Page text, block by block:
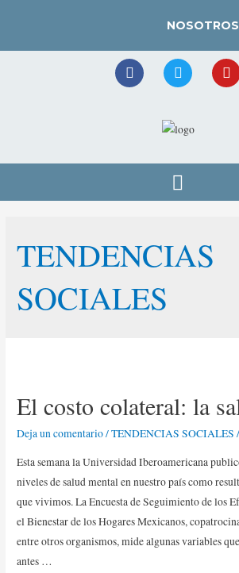
NOSOTROS
TENDENCIAS
SOCIALES
El costo colateral: la
Deja un comentario/TENDENCIAS SOCIALES
Esta semana la Universidad Iberoamericana
niveles de salud mental en nuestro país como
que vivimos. La Encuesta de Seguimiento de los
el Bienestar de los Hogares Mexicanos,
entre otros organismos, mide algunas variables
antes …